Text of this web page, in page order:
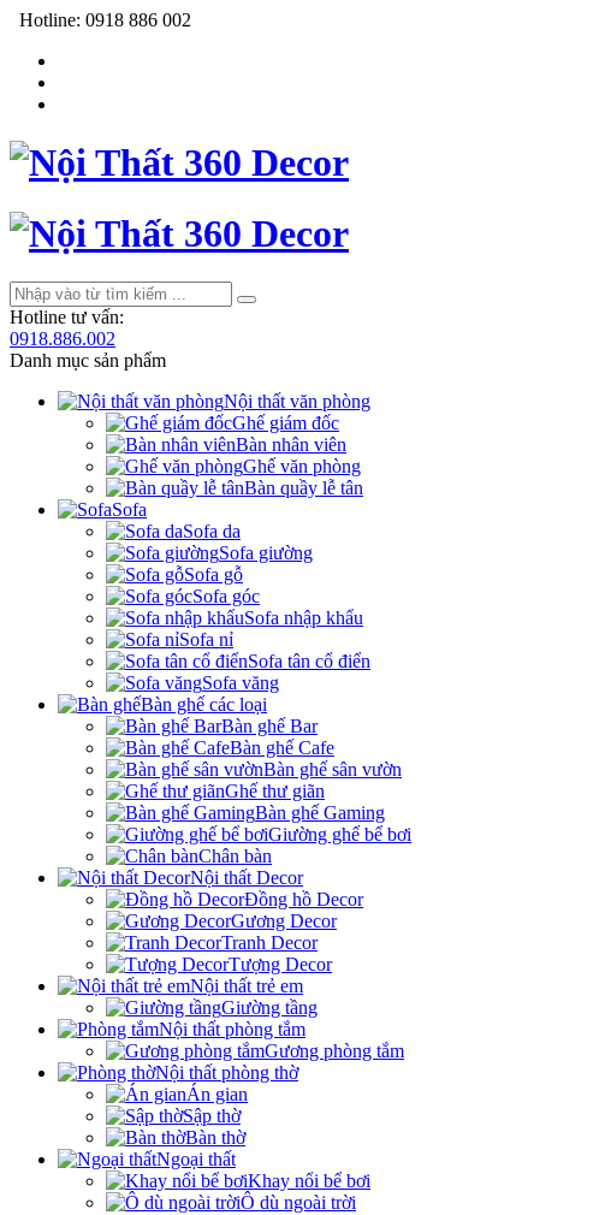
Hotline: 0918 886 002
Hotline tư vấn:
0918.886.002
Danh mục sản phẩm
Nội thất văn phòng
Ghế giám đốc
Bàn nhân viên
Ghế văn phòng
Bàn quầy lễ tân
Sofa
Sofa da
Sofa giường
Sofa gỗ
Sofa góc
Sofa nhập khẩu
Sofa nỉ
Sofa tân cổ điển
Sofa văng
Bàn ghế các loại
Bàn ghế Bar
Bàn ghế Cafe
Bàn ghế sân vườn
Ghế thư giãn
Bàn ghế Gaming
Giường ghế bể bơi
Chân bàn
Nội thất Decor
Đồng hồ Decor
Gương Decor
Tranh Decor
Tượng Decor
Nội thất trẻ em
Giường tầng
Nội thất phòng tắm
Gương phòng tắm
Nội thất phòng thờ
Án gian
Sập thờ
Bàn thờ
Ngoại thất
Khay nổi bể bơi
Ô dù ngoài trời